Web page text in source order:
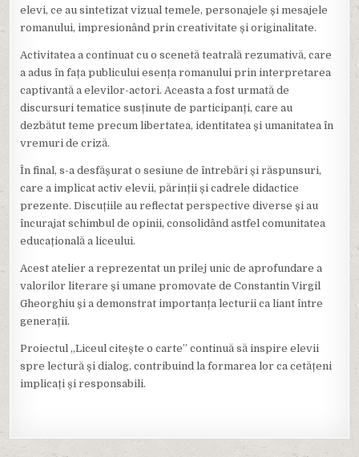
elevi, ce au sintetizat vizual temele, personajele și mesajele
romanului, impresionând prin creativitate și originalitate.
Activitatea a continuat cu o scenetă teatrală rezumativă, care
a adus în fața publicului esența romanului prin interpretarea
captivantă a elevilor-actori. Aceasta a fost urmată de
discursuri tematice susținute de participanți, care au
dezbătut teme precum libertatea, identitatea și umanitatea în
vremuri de criză.
În final, s-a desfășurat o sesiune de întrebări și răspunsuri,
care a implicat activ elevii, părinții și cadrele didactice
prezente. Discuțiile au reflectat perspective diverse și au
încurajat schimbul de opinii, consolidând astfel comunitatea
educațională a liceului.
Acest atelier a reprezentat un prilej unic de aprofundare a
valorilor literare și umane promovate de Constantin Virgil
Gheorghiu și a demonstrat importanța lecturii ca liant între
generații.
Proiectul „Liceul citește o carte” continuă să inspire elevii
spre lectură și dialog, contribuind la formarea lor ca cetățeni
implicați și responsabili.